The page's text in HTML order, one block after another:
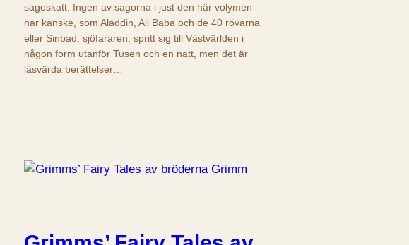
sagoskatt. Ingen av sagorna i just den här volymen
har kanske, som Aladdin, Ali Baba och de 40 rövarna
eller Sinbad, sjöfararen, spritt sig till Västvärlden i
någon form utanför Tusen och en natt, men det är
läsvärda berättelser…